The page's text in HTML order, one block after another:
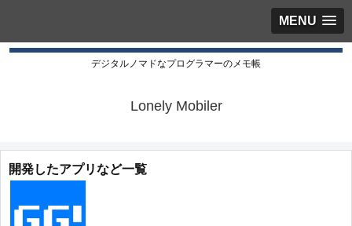
MENU
デジタルノマドなプログラマーのメモ帳
Lonely Mobiler
開発したアプリなど一覧